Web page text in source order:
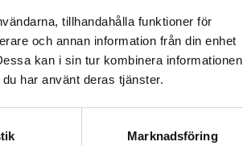
tillhandahålla funktioner för
och annan information från din enhet
kan i sin tur kombinera informationen
har använt deras tjänster.
Marknadsföring